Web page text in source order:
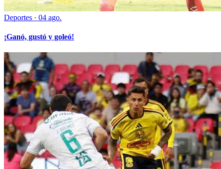
Deportes · 04 ago.
¡Ganó, gustó y goleó!